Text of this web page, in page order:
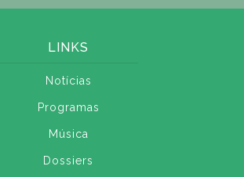
LINKS
Notícias
Programas
Música
Dossiers